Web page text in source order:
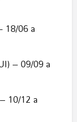
18/06 a
– 09/09 a
10/12 a